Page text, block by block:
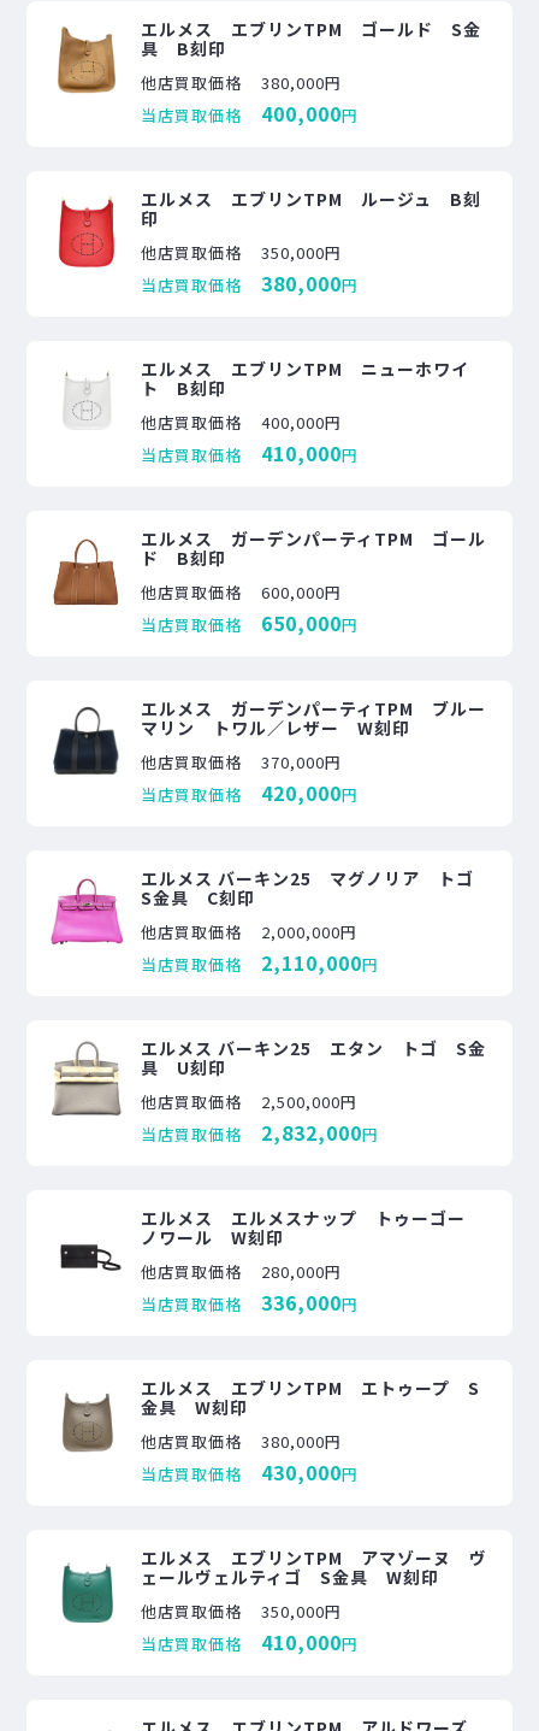
エルメス エブリンTPM ゴールド S金
具 B刻印
他店買取価格
380,000円
当店買取価格
400,000円
エルメス エブリンTPM ルージュ B刻
印
他店買取価格
350,000円
当店買取価格
380,000円
エルメス エブリンTPM ニューホワイ
ト B刻印
他店買取価格
400,000円
当店買取価格
410,000円
エルメス ガーデンパーティTPM ゴール
ド B刻印
他店買取価格
600,000円
当店買取価格
650,000円
エルメス ガーデンパーティTPM ブルー
マリン トワル／レザー W刻印
他店買取価格
370,000円
当店買取価格
420,000円
エルメス バーキン25 マグノリア トゴ
S金具 C刻印
他店買取価格
2,000,000円
当店買取価格
2,110,000円
エルメス バーキン25 エタン トゴ S金
具 U刻印
他店買取価格
2,500,000円
当店買取価格
2,832,000円
エルメス エルメスナップ トゥーゴー
ノワール W刻印
他店買取価格
280,000円
当店買取価格
336,000円
エルメス エブリンTPM エトゥープ S
金具 W刻印
他店買取価格
380,000円
当店買取価格
430,000円
エルメス エブリンTPM アマゾーヌ ヴ
ェールヴェルティゴ S金具 W刻印
他店買取価格
350,000円
当店買取価格
410,000円